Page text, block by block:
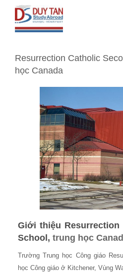
Resurrection Catholic
học Canada
Giới thiệu
School, trung học
Trường Trung học Công giáo
học Công giáo ở Kitchener, Vùng